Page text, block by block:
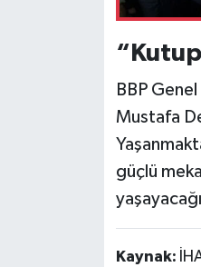
BBP
Mustafa
güçlü
Kaynak: